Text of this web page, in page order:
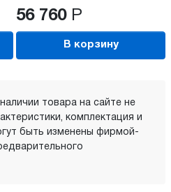
56 760 Р
В корзину
товара на сайте не
комплектация и
быть изменены фирмой-